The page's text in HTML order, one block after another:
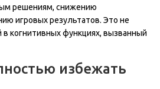
решениям, снижению
игровых результатов. Это не
в когнитивных функциях, вызванный
избежать